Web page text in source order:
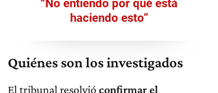
“No entiendo por qué está
haciendo esto”
Quiénes son los investigados
El tribunal resolvió confirmar el